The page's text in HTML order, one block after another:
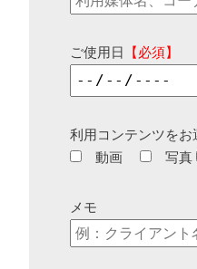
ご使用日 【必須】
利用コンテンツをお
動画
写真
メモ